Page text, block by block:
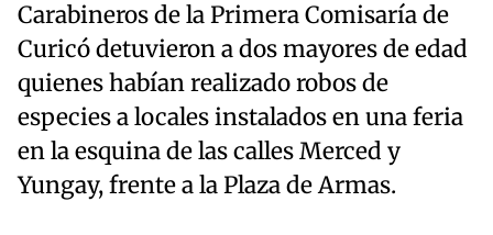
Carabineros de la Primera Comisaría de
Curicó detuvieron a dos mayores de edad
quienes habían realizado robos de
especies a locales instalados en una feria
en la esquina de las calles Merced y
Yungay, frente a la Plaza de Armas.